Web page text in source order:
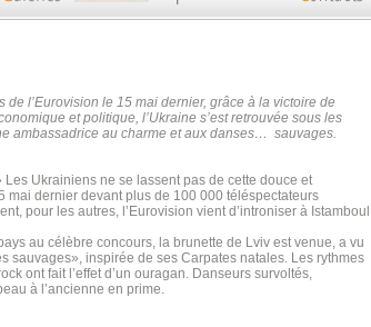
l’Eurovision le 15 mai dernier, grâce à la victoire de
et politique, l’Ukraine s’est retrouvée sous les
ambassadrice au charme et aux danses… sauvages.
Ukrainiens ne se lassent pas de cette douce et
dernier devant plus de 100 000 téléspectateurs
pour les autres, l’Eurovision vient d’introniser à Istamboul
au célèbre concours, la brunette de Lviv est venue, a vu
sauvages», inspirée de ses Carpates natales. Les rythmes
ont fait l’effet d’un ouragan. Danseurs survoltés,
à l’ancienne en prime.